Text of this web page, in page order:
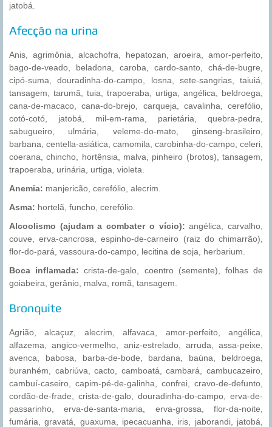
jatobá.
Afecção na urina
Anis, agrimônia, alcachofra, hepatozan, aroeira, amor-perfeito,
bago-de-veado, beladona, caroba, cardo-santo, chá-de-bugre,
cipó-suma, douradinha-do-campo, losna, sete-sangrias, taiuiá,
tansagem, tarumã, tuia, trapoeraba, urtiga, angélica, beldroega,
cana-de-macaco, cana-do-brejo, carqueja, cavalinha, cerefólio,
cotó-cotó, jatobá, mil-em-rama, parietária, quebra-pedra,
sabugueiro, ulmária, veleme-do-mato, ginseng-brasileiro,
barbana, centella-asiática, camomila, carobinha-do-campo, celeri,
coerana, chincho, hortênsia, malva, pinheiro (brotos), tansagem,
trapoeraba, urinária, urtiga, violeta.
Anemia: manjericão, cerefólio, alecrim.
Asma: hortelã, funcho, cerefólio.
Alcoolismo (ajudam a combater o vício): angélica, carvalho,
couve, erva-cancrosa, espinho-de-carneiro (raiz do chimarrão),
flor-do-pará, vassoura-do-campo, lecitina de soja, herbarium.
Boca inflamada: crista-de-galo, coentro (semente), folhas de
goiabeira, gerânio, malva, romã, tansagem.
Bronquite
Agrião, alcaçuz, alecrim, alfavaca, amor-perfeito, angélica,
alfazema, angico-vermelho, aniz-estrelado, arruda, assa-peixe,
avenca, babosa, barba-de-bode, bardana, baúna, beldroega,
buranhém, cabriúva, cacto, camboatá, cambará, cambucazeiro,
cambuí-caseiro, capim-pé-de-galinha, confrei, cravo-de-defunto,
cordão-de-frade, crista-de-galo, douradinha-do-campo, erva-de-
passarinho, erva-de-santa-maria, erva-grossa, flor-da-noite,
fumária, gravatá, guaxuma, ipecacuanha, iris, jaborandi, jatobá,